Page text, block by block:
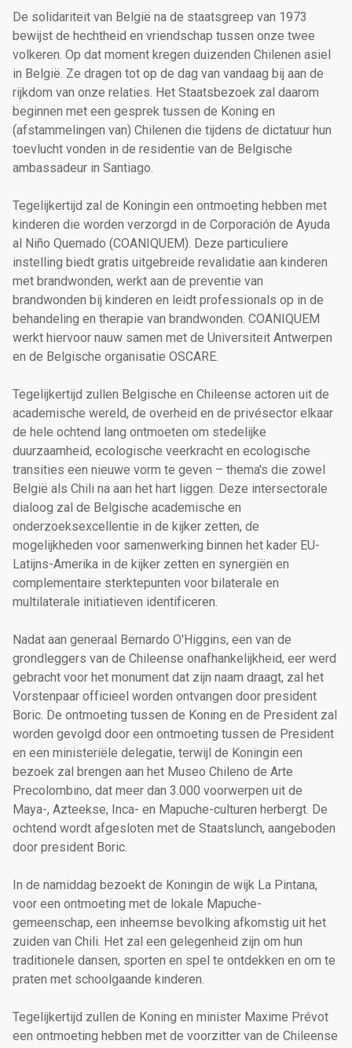
De solidariteit van België na de staatsgreep van 1973
bewijst de hechtheid en vriendschap tussen onze twee
volkeren. Op dat moment kregen duizenden Chilenen asiel
in België. Ze dragen tot op de dag van vandaag bij aan de
rijkdom van onze relaties. Het Staatsbezoek zal daarom
beginnen met een gesprek tussen de Koning en
(afstammelingen van) Chilenen die tijdens de dictatuur hun
toevlucht vonden in de residentie van de Belgische
ambassadeur in Santiago.
Tegelijkertijd zal de Koningin een ontmoeting hebben met
kinderen die worden verzorgd in de Corporación de Ayuda
al Niño Quemado (COANIQUEM). Deze particuliere
instelling biedt gratis uitgebreide revalidatie aan kinderen
met brandwonden, werkt aan de preventie van
brandwonden bij kinderen en leidt professionals op in de
behandeling en therapie van brandwonden. COANIQUEM
werkt hiervoor nauw samen met de Universiteit Antwerpen
en de Belgische organisatie OSCARE.
Tegelijkertijd zullen Belgische en Chileense actoren uit de
academische wereld, de overheid en de privésector elkaar
de hele ochtend lang ontmoeten om stedelijke
duurzaamheid, ecologische veerkracht en ecologische
transities een nieuwe vorm te geven – thema's die zowel
België als Chili na aan het hart liggen. Deze intersectorale
dialoog zal de Belgische academische en
onderzoeksexcellentie in de kijker zetten, de
mogelijkheden voor samenwerking binnen het kader EU-
Latijns-Amerika in de kijker zetten en synergiën en
complementaire sterktepunten voor bilaterale en
multilaterale initiatieven identificeren.
Nadat aan generaal Bernardo O'Higgins, een van de
grondleggers van de Chileense onafhankelijkheid, eer werd
gebracht voor het monument dat zijn naam draagt, zal het
Vorstenpaar officieel worden ontvangen door president
Boric. De ontmoeting tussen de Koning en de President zal
worden gevolgd door een ontmoeting tussen de President
en een ministeriële delegatie, terwijl de Koningin een
bezoek zal brengen aan het Museo Chileno de Arte
Precolombino, dat meer dan 3.000 voorwerpen uit de
Maya-, Azteekse, Inca- en Mapuche-culturen herbergt. De
ochtend wordt afgesloten met de Staatslunch, aangeboden
door president Boric.
In de namiddag bezoekt de Koningin de wijk La Pintana,
voor een ontmoeting met de lokale Mapuche-
gemeenschap, een inheemse bevolking afkomstig uit het
zuiden van Chili. Het zal een gelegenheid zijn om hun
traditionele dansen, sporten en spel te ontdekken en om te
praten met schoolgaande kinderen.
Tegelijkertijd zullen de Koning en minister Maxime Prévot
een ontmoeting hebben met de voorzitter van de Chileense